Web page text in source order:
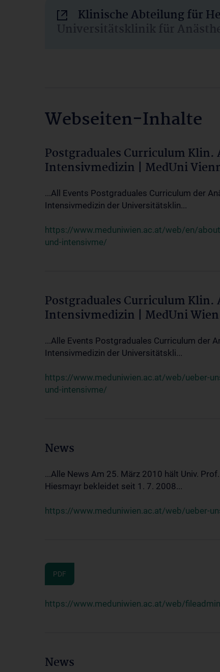
Klinische Abteilung für
Universitätsklinik für
Webseiten-Inhalte
Postgraduales Curriculum
Intensivmedizin | MedUni
...All Events Postgraduales Curriculum der
Intensivmedizin der Universitätsklin...
https://www.meduniwien.ac.at/web/en/
und-intensivme/
Postgraduales Curriculum
Intensivmedizin | MedUni Wien
...Alle Events Postgraduales Curriculum der
Intensivmedizin der Universitätskli...
https://www.meduniwien.ac.at/web/ueber-
und-intensivme/
News
...Alle News Am 25. März 2010 hält Univ.
Hiesmayr bekleidet seit 1. 7. 2008...
https://www.meduniwien.ac.at/web/ueber-
PDF
https://www.meduniwien.ac.at/web/
News